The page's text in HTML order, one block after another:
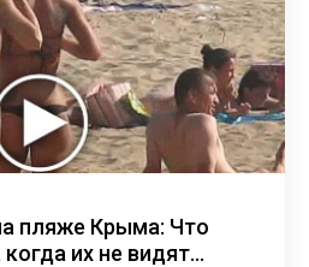
пляже Крыма: Что
их не видят...